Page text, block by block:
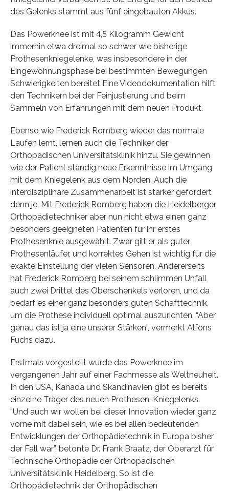
des Gelenks stammt aus fünf eingebauten Akkus.
Das Powerknee ist mit 4,5 Kilogramm Gewicht
immerhin etwa dreimal so schwer wie bisherige
Prothesenkniegelenke, was insbesondere in der
Eingewöhnungsphase bei bestimmten Bewegungen
Schwierigkeiten bereitet Eine Videodokumentation hilft
den Technikern bei der Feinjustierung und beim
Sammeln von Erfahrungen mit dem neuen Produkt.
Ebenso wie Frederick Romberg wieder das normale
Laufen lernt, lernen auch die Techniker der
Orthopädischen Universitätsklinik hinzu. Sie gewinnen
wie der Patient ständig neue Erkenntnisse im Umgang
mit dem Kniegelenk aus dem Norden. Auch die
interdisziplinäre Zusammenarbeit ist stärker gefordert
denn je. Mit Frederick Romberg haben die Heidelberger
Orthopädietechniker aber nun nicht etwa einen ganz
besonders geeigneten Patienten für ihr erstes
Prothesenknie ausgewählt. Zwar gilt er als guter
Prothesenläufer, und korrektes Gehen ist wichtig für die
exakte Einstellung der vielen Sensoren. Andererseits
hat Frederick Romberg bei seinem schlimmen Unfall
auch zwei Drittel des Oberschenkels verloren, und da
bedarf es einer ganz besonders guten Schafttechnik,
um die Prothese individuell optimal auszurichten. “Aber
genau das ist ja eine unserer Stärken”, vermerkt Alfons
Fuchs dazu.
Erstmals vorgestellt wurde das Powerknee im
vergangenen Jahr auf einer Fachmesse als Weltneuheit.
In den USA, Kanada und Skandinavien gibt es bereits
einzelne Träger des neuen Prothesen-Kniegelenks.
“Und auch wir wollen bei dieser Innovation wieder ganz
vorne mit dabei sein, wie es bei allen bedeutenden
Entwicklungen der Orthopädietechnik in Europa bisher
der Fall war”, betonte Dr. Frank Braatz, der Oberarzt für
Technische Orthopädie der Orthopädischen
Universitätsklinik Heidelberg. So ist die
Orthopädietechnik der Orthopädischen